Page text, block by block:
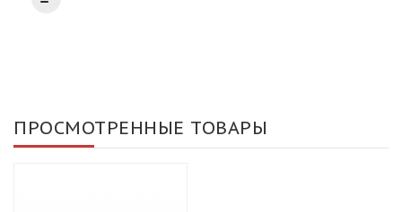
ПРОСМОТРЕННЫЕ ТОВАРЫ